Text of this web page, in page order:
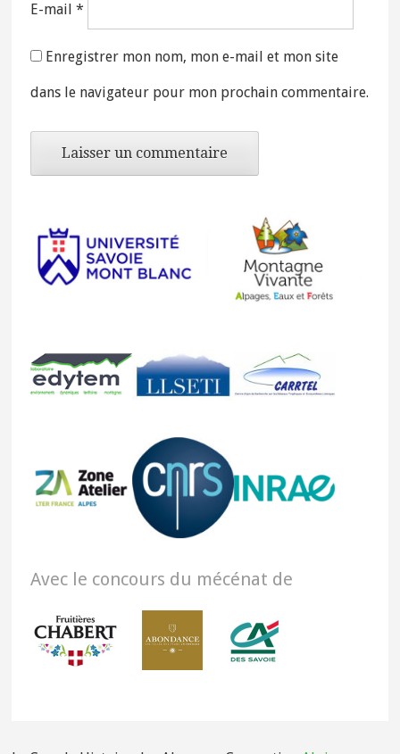
E-mail*
Enregistrer mon nom, mon e-mail et mon site
dans le navigateur pour mon prochain commentaire.
Avec le concours du mécénat de